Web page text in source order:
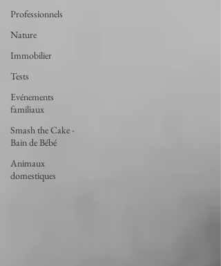
Professionnels
Nature
Immobilier
Tests
Evénements
familiaux
Smash the Cake -
Bain de Bébé
Animaux
domestiques